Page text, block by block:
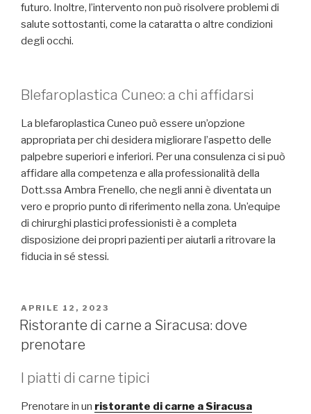
futuro. Inoltre, l’intervento non può risolvere problemi di
salute sottostanti, come la cataratta o altre condizioni
degli occhi.
Blefaroplastica Cuneo: a chi affidarsi
La blefaroplastica Cuneo può essere un’opzione
appropriata per chi desidera migliorare l’aspetto delle
palpebre superiori e inferiori. Per una consulenza ci si può
affidare alla competenza e alla professionalità della
Dott.ssa Ambra Frenello, che negli anni è diventata un
vero e proprio punto di riferimento nella zona. Un’equipe
di chirurghi plastici professionisti è a completa
disposizione dei propri pazienti per aiutarli a ritrovare la
fiducia in sé stessi.
PUBBLICATO
IL
APRILE 12, 2023
Ristorante di carne a Siracusa: dove
prenotare
I piatti di carne tipici
Prenotare in un ristorante di carne a Siracusa